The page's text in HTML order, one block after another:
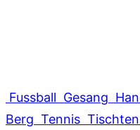
Fussball Gesang
Berg Tennis